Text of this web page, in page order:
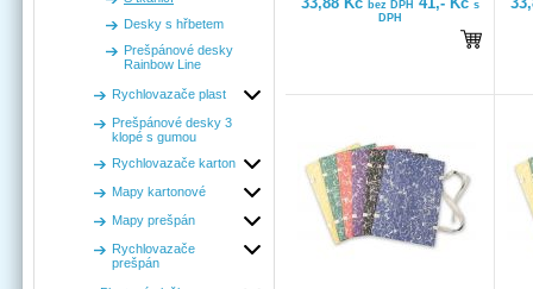
Desky s hřbetem
Prešpánové desky
Rainbow Line
Rychlovazače plast
Prešpánové desky 3
klopé s gumou
Rychlovazače karton
Mapy kartonové
Mapy prešpán
Rychlovazače
prešpán
bez DPH
s
DPH